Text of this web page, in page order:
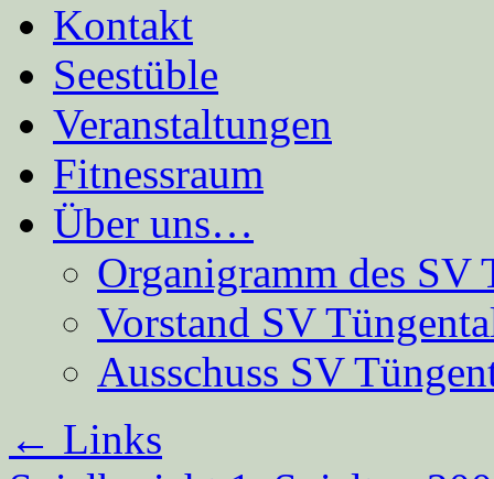
Kontakt
Seestüble
Veranstaltungen
Fitnessraum
Über uns…
Organigramm des SV
Vorstand SV
Ausschuss SV
← Links